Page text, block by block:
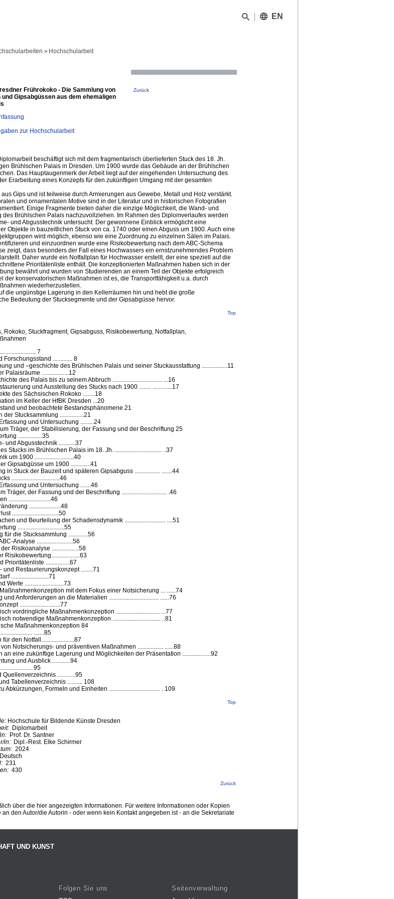
EN
> Hochschularbeit
Frührokoko - Die Sammlung von
Gipsabgüssen aus dem ehemaligen
Zurück
zur Hochschularbeit
beschäftigt sich mit dem fragmentarisch überlieferten Stuck des 18. Jh.
Brühlschen Palais in Dresden. Um 1900 wurde das Gebäude an der Brühlschen
Das Hauptaugenmerk der Arbeit liegt auf der eingehenden Untersuchung des
Erarbeitung eines Konzepts für den zukünftigen Umgang mit der gesamten
aus Gips und ist teilweise durch Armierungen aus Gewebe, Metall und Holz verstärkt.
und ornamentalen Motive sind in der Literatur und in historischen Fotografien
Einige Fragmente bieten daher die einzige Möglichkeit, die Wand- und
des Brühlschen Palais nachzuvollziehen. Im Rahmen des Diplomverlaufes werden
und Abgusstechnik untersucht. Der gewonnene Einblick ermöglicht eine
Objekte in bauzeitlichen Stuck von ca. 1740 oder einen Abguss um 1900. Auch eine
wird möglich, ebenso wie eine Zuordnung zu einzelnen Sälen im Palais.
und einzuordnen wurde eine Risikobewertung nach dem ABC-Schema
zeigt, dass besonders der Fall eines Hochwassers ein ernstzunehmendes Problem
Daher wurde ein Notfallplan für Hochwasser erstellt, der eine speziell auf die
Prioritätenliste enthält. Die konzeptionierten Maßnahmen haben sich in der
bewährt und wurden von Studierenden an einem Teil der Objekte erfolgreich
der konservatorischen Maßnahmen ist es, die Transportfähigkeit u.a. durch
wiederherzustellen.
die ungünstige Lagerung in den Kellerräumen hin und hebt die große
Bedeutung der Stucksegmente und der Gipsabgüsse hervor.
Top
Rokoko, Stuckfragment, Gipsabguss, Risikobewertung, Notfallplan,
7
Forschungsstand ............. 8
und –geschichte des Brühlschen Palais und seiner Stuckausstattung .................11
Palaisräume ..................12
des Palais bis zu seinem Abbruch ................................. ...16
und Ausstellung des Stucks nach 1900 ........ .............17
des Sächsischen Rokoko ........18
im Keller der HfBK Dresden ...20
und beobachtete Bestandsphänomene 21
der Stucksammlung ................21
und Untersuchung .........24
Träger, der Stabilisierung, der Fassung und der Beschriftung 25
................35
und Abgusstechnik ...........37
Stucks im Brühlschen Palais im 18. Jh. ............................... ..37
um 1900 ..........................40
Gipsabgüsse um 1900 .............41
in Stuck der Bauzeit und späteren Gipsabguss ................. .......44
................................46
und Untersuchung .......46
Träger, der Fassung und der Beschriftung .............................. .46
............................46
.....................48
...............................50
und Beurteilung der Schadensdynamik ........................... ....51
...............................55
für die Stucksammlung .............56
Analyse ........................56
Risikoanalyse ..................58
Risikobewertung...................63
Prioritätenliste ................67
und Restaurierungskonzept ........71
.........................71
Werte ..........................73
mit dem Fokus einer Notsicherung ... ......74
und Anforderungen an die Materialien ................................. ......76
...........................77
vordringliche Maßnahmenkonzeption ............................. ...77
notwendige Maßnahmenkonzeption ................................ ..81
Maßnahmenkonzeption 84
.......85
den Notfall......................87
Notsicherungs- und präventiven Maßnahmen ................. ......88
an eine zukünftige Lagerung und Möglichkeiten der Präsentation ...................92
und Ausblick ............94
Quellenverzeichnis ............95
Tabellenverzeichnis .......... 108
Abkürzungen, Formeln und Einheiten .................................. . 109
Top
Hochschule für Bildende Künste Dresden
Diplomarbeit
Prof. Dr. Santner
in: Dipl.-Rest. Elke Schirmer
2024
Deutsch
231
430
Zurück
über die hier angezeigten Informationen. Für weitere Informationen oder Kopien
den Autor/die Autorin - oder wenn kein Kontakt angegeben ist - an die Sekretariate
UND KUNST
Folgen Sie uns
Seitenverwaltung